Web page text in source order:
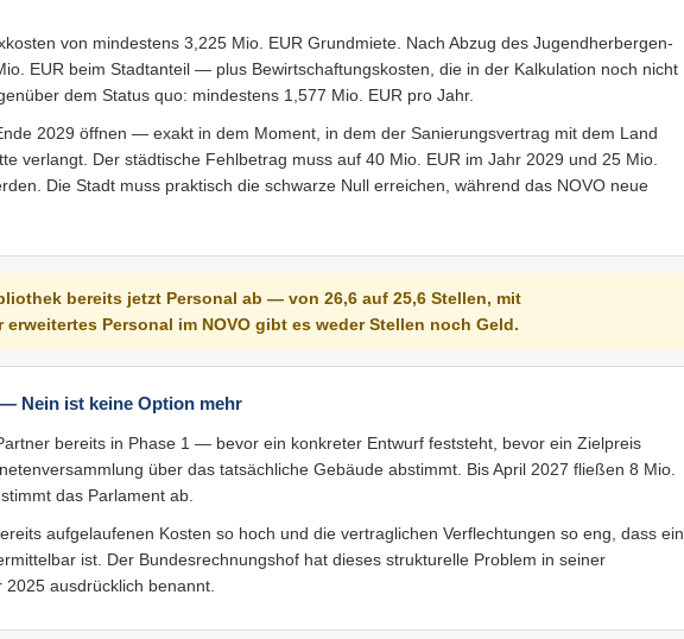
von mindestens 3,225 Mio. EUR Grundmiete. Nach Abzug des Jugendherbergen-
EUR beim Stadtanteil — plus Bewirtschaftungskosten, die in der Kalkulation noch nicht
dem Status quo: mindestens 1,577 Mio. EUR pro Jahr.
2029 öffnen — exakt in dem Moment, in dem der Sanierungsvertrag mit dem Land
verlangt. Der städtische Fehlbetrag muss auf 40 Mio. EUR im Jahr 2029 und 25 Mio.
Die Stadt muss praktisch die schwarze Null erreichen, während das NOVO neue
bereits jetzt Personal ab — von 26,6 auf 25,6 Stellen, mit
Personal im NOVO gibt es weder Stellen noch Geld.
Nein ist keine Option mehr
bereits in Phase 1 — bevor ein konkreter Entwurf feststeht, bevor ein Zielpreis
über das tatsächliche Gebäude abstimmt. Bis April 2027 fließen 8 Mio.
das Parlament ab.
aufgelaufenen Kosten so hoch und die vertraglichen Verflechtungen so eng, dass ein
ist. Der Bundesrechnungshof hat dieses strukturelle Problem in seiner
ausdrücklich benannt.